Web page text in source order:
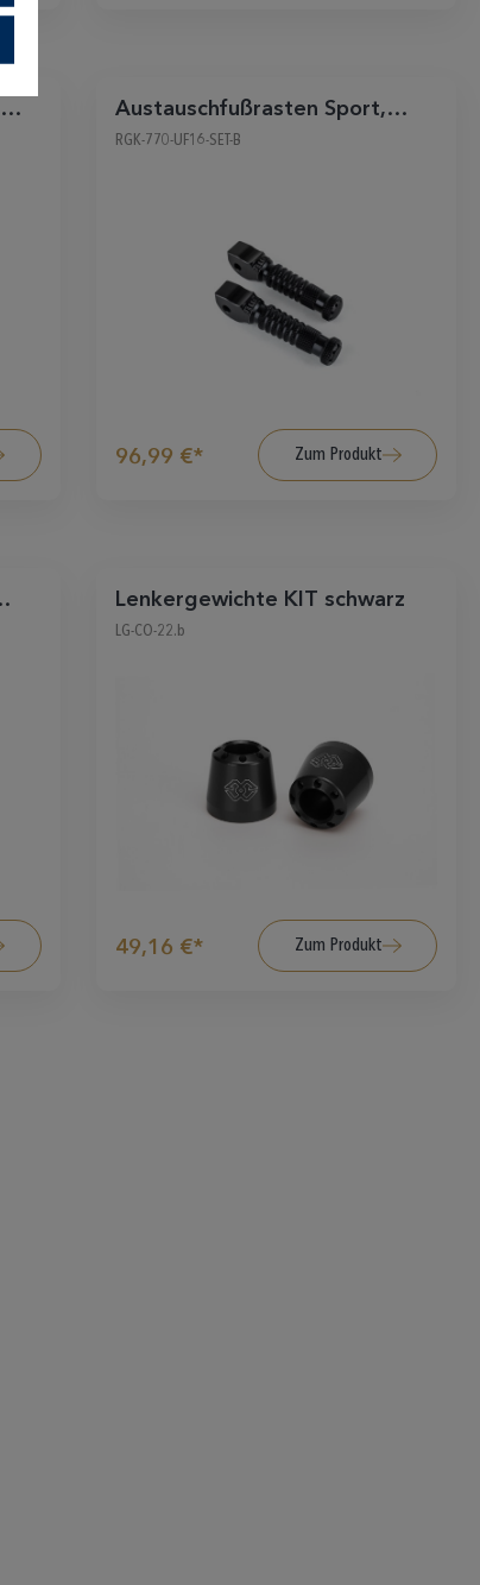
Austauschfußrasten Sport,
Sozius, schwarz
RGK-770-UF16-SET-B
96,99 €* Zum Produkt
Lenkergewichte KIT schwarz
LG-CO-22.b
49,16 €* Zum Produkt